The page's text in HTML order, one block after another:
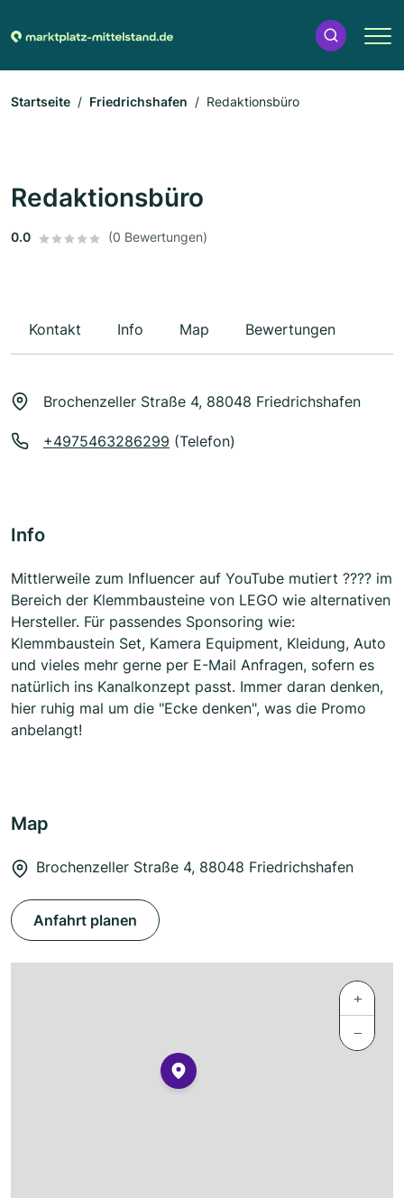
Startseite Friedrichshafen Redaktionsbüro
Redaktionsbüro
0.0 (0 Bewertungen)
Kontakt Info Map Bewertungen
Brochenzeller Straße 4, 88048 Friedrichshafen
+4975463286299 (Telefon)
Info
Mittlerweile zum Influencer auf YouTube mutiert ???? im
Bereich der Klemmbausteine von LEGO wie alternativen
Hersteller. Für passendes Sponsoring wie:
Klemmbaustein Set, Kamera Equipment, Kleidung, Auto
und vieles mehr gerne per E-Mail Anfragen, sofern es
natürlich ins Kanalkonzept passt. Immer daran denken,
hier ruhig mal um die "Ecke denken", was die Promo
anbelangt!
Map
Brochenzeller Straße 4, 88048 Friedrichshafen
Anfahrt planen
+
−